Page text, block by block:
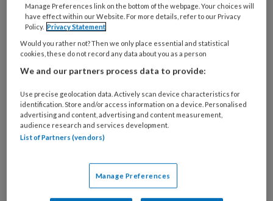
Leeftijd is slechts een getal
Prof. Fabrice Martens (Amsterdam UMC)
beschrijft in zijn commentaar op het artikel van
kan zijn om van adequate cardiovasculair
risicomanagement af te zien gezien de bewezen
voordelen
Manage Preferences link on the bottom of the webpage. Your choices will
have effect within our Website. For more details, refer to our Privacy
Policy. Privacy Statement
Would you rather not? Then we only place essential and statistical
cookies, these do not record any data about you as a person
We and our partners process data to provide:
Use precise geolocation data. Actively scan device characteristics for
identification. Store and/or access information on a device. Personalised
advertising and content, advertising and content measurement,
audience research and services development.
List of Partners (vendors)
Manage Preferences